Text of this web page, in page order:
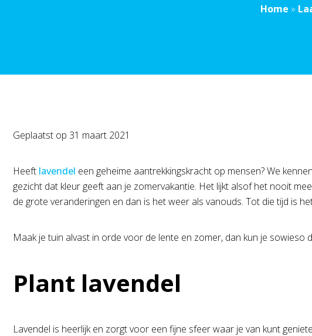
Home »
Geplaatst op 31 maart 2021
Heeft lavendel een geheime aantrekkingskracht op mensen? We
gezicht dat kleur geeft aan je zomervakantie. Het lijkt alsof het nooit
de grote veranderingen en dan is het weer als vanouds. Tot die tijd is
Maak je tuin alvast in orde voor de lente en zomer, dan kun je sowieso
Plant lavendel
Lavendel is heerlijk en zorgt voor een fijne sfeer waar je van kunt